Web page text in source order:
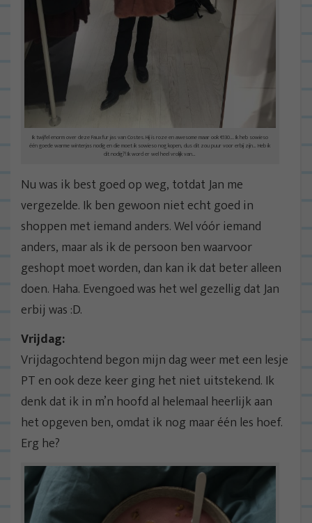
Ik twijfel enorm over deze Fauxfur jas van Costes. Hij is roze en awesome maar ook €130…. Ik heb sowieso
één goede warme winterjas nodig en die moet ik sowieso nog kopen, dus dit zou puur voor erbij zijn… Heb ik
dit nodig?! Ik word er wel heel vrolijk van…
Nu was ik best goed op weg, totdat Jan me
vergezelde. Ik ben gewoon niet echt goed in
shoppen met iemand anders. Wel vóór iemand
anders, maar als ik de persoon ben waarvoor
geshopt moet worden, dan kan ik dat beter alleen
doen. Haha. Evengoed was het wel gezellig dat Jan
erbij was :D.
Vrijdag:
Vrijdagochtend begon mijn dag weer met een lesje
PT en ook deze keer ging het niet uitstekend. Ik
denk dat ik in m’n hoofd al helemaal heerlijk aan
het opgeven ben, omdat ik nog maar één les hoef.
Erg he?